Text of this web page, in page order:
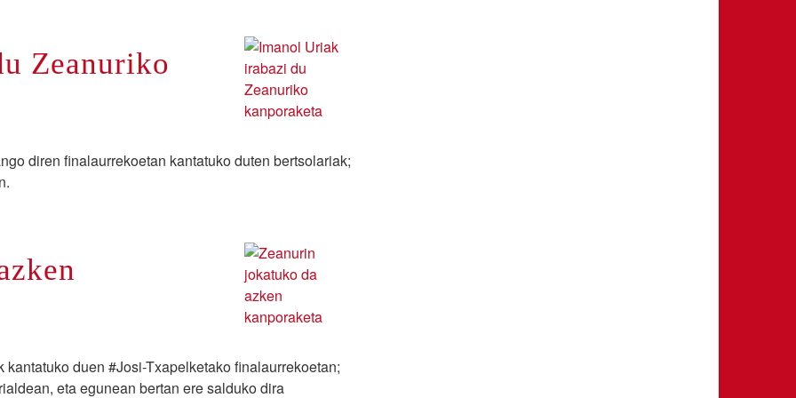
Zeanuriko
diren finalaurrekoetan kantatuko duten bertsolariak;
duen #Josi-Txapelketako finalaurrekoetan;
eta egunean bertan ere salduko dira